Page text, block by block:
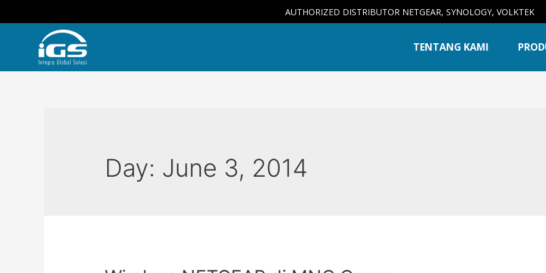
AUTHORIZED DISTRIBUTOR NETGEAR, SYNOLOGY, VOLKTEK
TENTANG KAMI
Day: June 3, 2014